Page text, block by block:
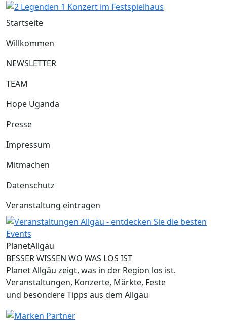
Startseite
Willkommen
NEWSLETTER
TEAM
Hope Uganda
Presse
Impressum
Mitmachen
Datenschutz
Veranstaltung eintragen
PlanetAllgäu
BESSER WISSEN WO WAS LOS IST
Planet Allgäu zeigt, was in der Region los ist.
Veranstaltungen, Konzerte, Märkte, Feste
und besondere Tipps aus dem Allgäu